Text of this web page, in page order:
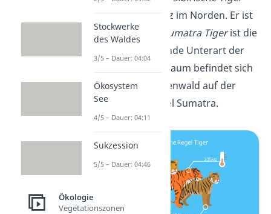
lebt in Sibirien ganz im Norden. Er ist
am größten. Der
Sumatra Tigerist die
kleinste noch lebende Unterart der
Tiger. Sein Lebensraum befindet sich
im tropischen Regenwald auf der
indonesischen Insel Sumatra.
Stockwerke
des Waldes
3/5 – Dauer: 04:04
Ökosystem
See
4/5 – Dauer: 04:11
Sukzession
5/5 – Dauer: 04:46
Ökologie
Vegetationszonen